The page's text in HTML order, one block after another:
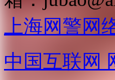
上海网警网
中国互联网